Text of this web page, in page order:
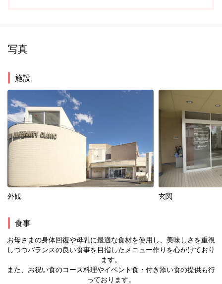
写真
施設
外観 玄関
食事
お母さまの身体回復や母乳に最適な食材を使用し、美味しさを重視
しつつバランスの良い食事を目指したメニュー作りを心がけており
ます。
また、お祝い食のコース料理やイベント食・付き添い食の提供も行
っております。